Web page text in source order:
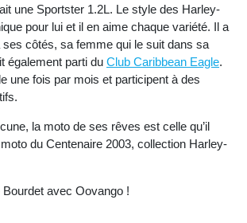
une Sportster 1.2L. Le style des Harley-
pour lui et il en aime chaque variété. Il a
ses côtés, sa femme qui le suit dans sa
également parti du Club Caribbean Eagle.
une fois par mois et participent à des
la moto de ses rêves est celle qu’il
du Centenaire 2003, collection Harley-
avec Oovango !